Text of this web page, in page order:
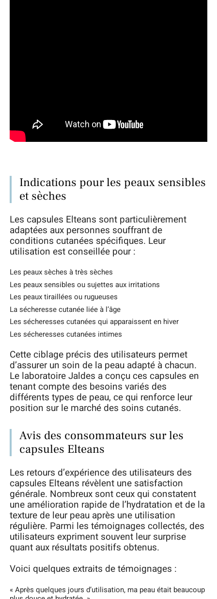
Indications pour les peaux sensibles
et sèches
Les capsules Elteans sont particulièrement
adaptées aux personnes souffrant de
conditions cutanées spécifiques. Leur
utilisation est conseillée pour :
Les peaux sèches à très sèches
Les peaux sensibles ou sujettes aux irritations
Les peaux tiraillées ou rugueuses
La sécheresse cutanée liée à l’âge
Les sécheresses cutanées qui apparaissent en hiver
Les sécheresses cutanées intimes
Cette ciblage précis des utilisateurs permet
d’assurer un soin de la peau adapté à chacun.
Le laboratoire Jaldes a conçu ces capsules en
tenant compte des besoins variés des
différents types de peau, ce qui renforce leur
position sur le marché des soins cutanés.
Avis des consommateurs sur les
capsules Elteans
Les retours d’expérience des utilisateurs des
capsules Elteans révèlent une satisfaction
générale. Nombreux sont ceux qui constatent
une amélioration rapide de l’hydratation et de la
texture de leur peau après une utilisation
régulière. Parmi les témoignages collectés, des
utilisateurs expriment souvent leur surprise
quant aux résultats positifs obtenus.
Voici quelques extraits de témoignages :
« Après quelques jours d’utilisation, ma peau était beaucoup